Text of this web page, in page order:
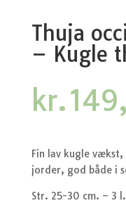
Thuja
– Kugle
kr.
Fin lav kugle vækst,
jorder, god både i
Str. 25-30 cm. – 3